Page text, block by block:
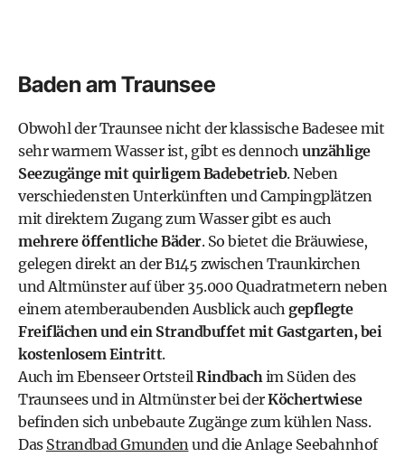
Baden am Traunsee
Obwohl der Traunsee nicht der klassische Badesee mit
sehr warmem Wasser ist, gibt es dennoch unzählige
Seezugänge mit quirligem Badebetrieb. Neben
verschiedensten Unterkünften und Campingplätzen
mit direktem Zugang zum Wasser gibt es auch
mehrere öffentliche Bäder. So bietet die Bräuwiese,
gelegen direkt an der B145 zwischen Traunkirchen
und Altmünster auf über 35.000 Quadratmetern neben
einem atemberaubenden Ausblick auch gepflegte
Freiflächen und ein Strandbuffet mit Gastgarten, bei
kostenlosem Eintritt.
Auch im Ebenseer OrtsteilRindbachim Süden des
Traunsees und in Altmünster bei derKöchertwiese
befinden sich unbebaute Zugänge zum kühlen Nass.
Das Strandbad Gmundenund die Anlage Seebahnhof